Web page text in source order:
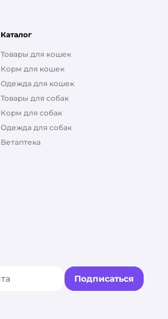
Каталог
Товары для кошек
Корм для кошек
Одежда для кошек
Товары для собак
Корм для собак
Одежда для собак
Ветаптека
Подписаться